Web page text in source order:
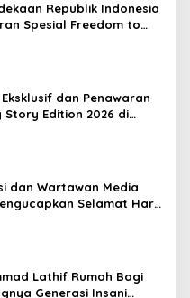
Republik Indonesia
Spesial Freedom to
Lampung Bukit Randu
dan Penawaran
Story Edition 2026 di
dan Wartawan Media
Selamat Hari
Hijriyah / 2026 M
Lathif Rumah Bagi
Generasi Insani